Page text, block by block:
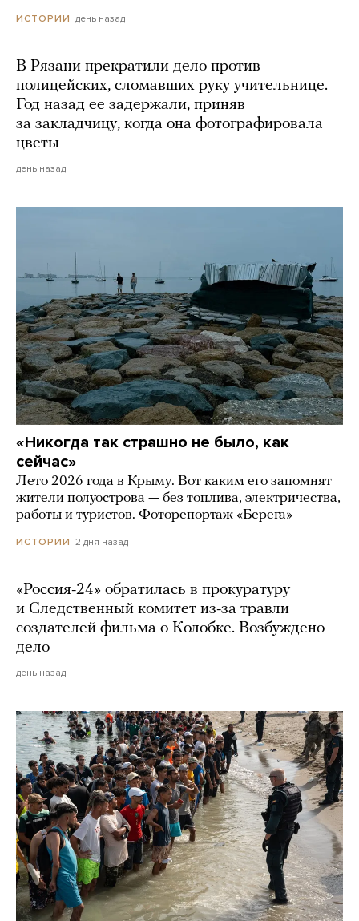
ИСТОРИИ день назад
В Рязани прекратили дело против
полицейских, сломавших руку учительнице.
Год назад ее задержали, приняв
за закладчицу, когда она фотографировала
цветы
день назад
«Никогда так страшно не было, как
сейчас»
Лето 2026 года в Крыму. Вот каким его запомнят
жители полуострова — без топлива, электричества,
работы и туристов. Фоторепортаж «Берега»
ИСТОРИИ 2 дня назад
«Россия-24» обратилась в прокуратуру
и Следственный комитет из-за травли
создателей фильма о Колобке. Возбуждено
дело
день назад